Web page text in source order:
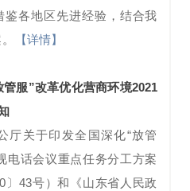
各地区先进经验，结合我
【详情】
服”改革优化营商环境2021
厅关于印发全国深化“放管
电话会议重点任务分工方案
〕43号）和《山东省人民政